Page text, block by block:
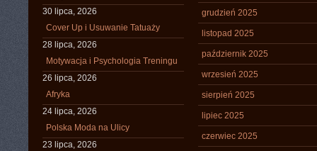
30 lipca, 2026
Cover Up i Usuwanie Tatuaży
28 lipca, 2026
Motywacja i Psychologia Treningu
26 lipca, 2026
Afryka
24 lipca, 2026
Polska Moda na Ulicy
23 lipca, 2026
grudzień 2025
listopad 2025
październik 2025
wrzesień 2025
sierpień 2025
lipiec 2025
czerwiec 2025